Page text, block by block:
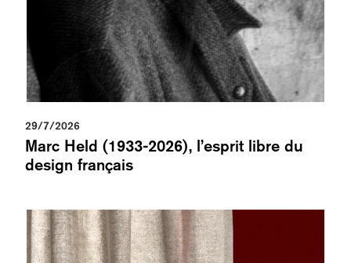
29/7/2026
Marc Held (1933-2026), l’esprit libre du
design français